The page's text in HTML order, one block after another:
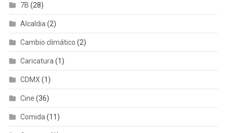
7B (28)
Alcaldia (2)
Cambio climático (2)
Caricatura (1)
CDMX (1)
Cine (36)
Comida (11)